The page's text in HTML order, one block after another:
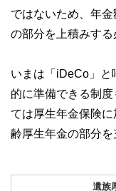
ではないため、年
の部分を上積みする
いまは「iDeCo」と
的に準備できる制
ては厚生年金保険
齢厚生年金の部分を
遺族